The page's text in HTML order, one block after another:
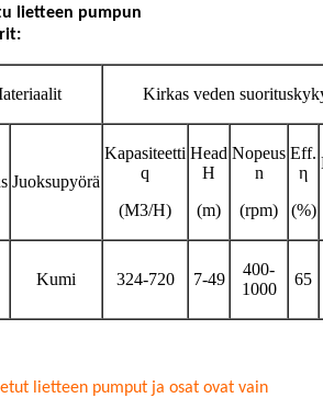
lietteen pumpun
Kirkas veden
Juoksupyörä
Kapasiteetti
q
(M3/H)
Head
H
(m)
Nopeus
n
(rpm)
Eff.
η
(%)
Kumi 324-720 7-49
400-
1000
65
lietteen pumput ja osat ovat vain